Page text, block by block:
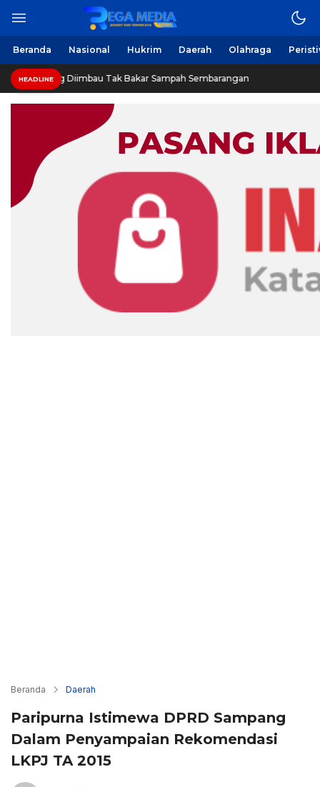
Beranda Nasional Hukrim Daerah Olahraga
HEADLINETak Bakar Sampah Sembarangan
Beranda Daerah
Paripurna Istimewa DPRD Sampang
Dalam Penyampaian Rekomendasi
LKPJ TA 2015